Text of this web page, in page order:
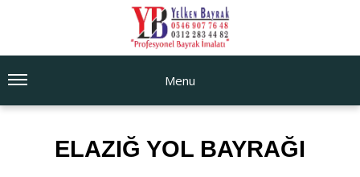
Menu
ELAZIĞ YOL BAYRAĞI